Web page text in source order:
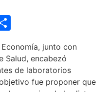
junto con
Salud, encabezó
de laboratorios
fue proponer que